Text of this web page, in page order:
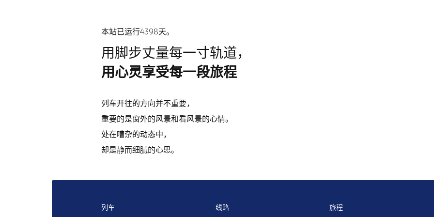
本站已运行4398天。
用脚步丈量每一寸轨道，
用心灵享受每一段旅程
列车开往的方向并不重要，
重要的是窗外的风景和看风景的心情。
处在嘈杂的动态中，
却是静而细腻的心思。
列车 线路 旅程